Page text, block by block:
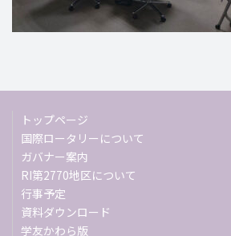
トップページ
国際ロータリーについて
ガバナー案内
RI第2770地区について
行事予定
資料ダウンロード
学友かわら版